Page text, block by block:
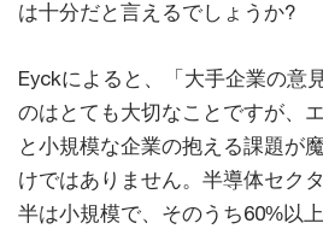
は十分だと言えるでしょうか?
Eyckによると、「大手企業の意
のはとても大切なことですが、
と小規模な企業の抱える課題が
けではありません。半導体セク
半は小規模で、そのうち60%以